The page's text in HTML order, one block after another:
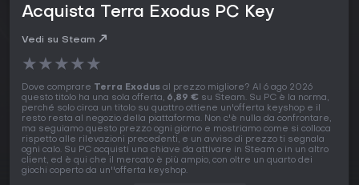
Acquista Terra Exodus PC Key
Vedi su Steam
★★★★★
Dove comprare Terra Exodus al prezzo migliore? Al 6 ago 2026
questo titolo ha una sola offerta, 6,89 € su Steam. Su PC è la norma,
perché solo circa un titolo su quattro ottiene un'offerta keyshop e il
resto resta al negozio della piattaforma. Non c'è nulla da confrontare,
ma seguiamo questo prezzo ogni giorno e mostriamo come si colloca
rispetto alle rilevazioni precedenti, e un avviso di prezzo ti segnala
ogni calo. Su PC acquisti una chiave da attivare in Steam o in un altro
client, ed è qui che il mercato è più ampio, con oltre un quarto dei
giochi coperto da un''offerta keyshop.